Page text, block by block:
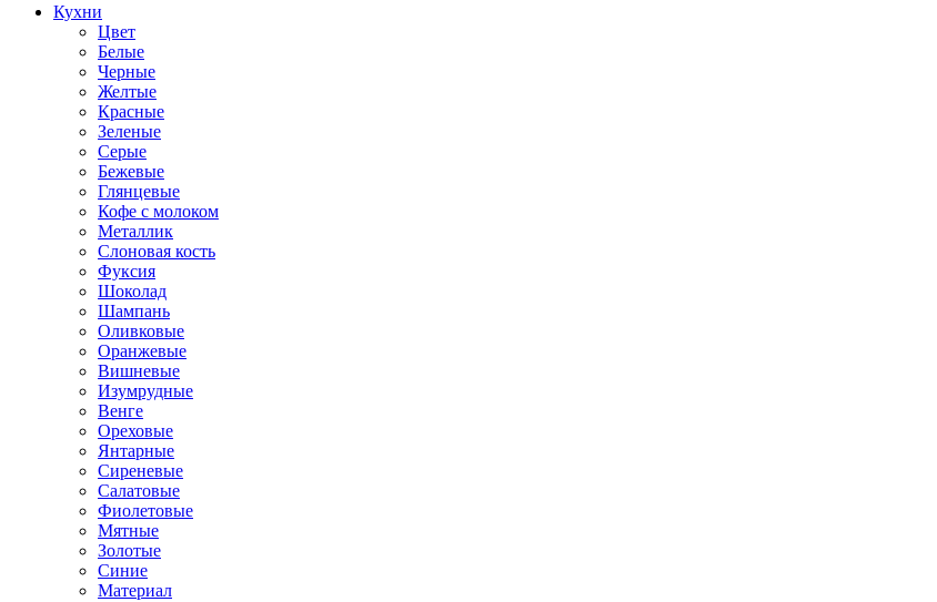
Кухни
Цвет
Белые
Черные
Желтые
Красные
Зеленые
Серые
Бежевые
Глянцевые
Кофе с молоком
Металлик
Слоновая кость
Фуксия
Шоколад
Шампань
Оливковые
Оранжевые
Вишневые
Изумрудные
Венге
Ореховые
Янтарные
Сиреневые
Салатовые
Фиолетовые
Мятные
Золотые
Синие
Материал